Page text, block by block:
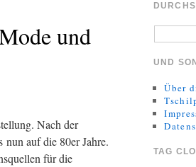
und
Nach der
nun auf die 80er Jahre.
für die
UND
Über
TAG